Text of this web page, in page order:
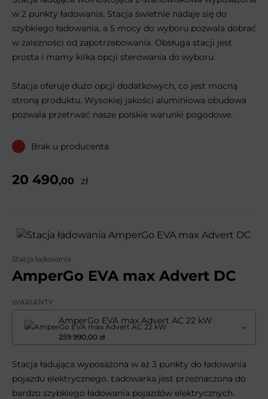
w 2 punkty ładowania. Stacja świetnie nadaje się do
szybkiego ładowania, a 5 mocy do wyboru pozwala dobrać
w zależności od zapotrzebowania. Obsługa stacji jest
prosta i mamy kilka opcji sterowania do wyboru.
Stacja oferuje dużo opcji dodatkowych, co jest mocną
stroną produktu. Wysokiej jakości aluminiowa obudowa
pozwala przetrwać nasze polskie warunki pogodowe.
Brak u producenta
20 490,00 zł
Stacja ładowania
AmperGo EVA max Advert DC
WARIANTY
AmperGo EVA max Advert AC 22 kW
259 990,00 zł
Stacja ładująca wyposażona w aż 3 punkty do ładowania
pojazdu elektrycznego. Ładowarka jest przeznaczona do
bardzo szybkiego ładowania pojazdów elektrycznych.